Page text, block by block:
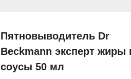
Пятновыводитель Dr
Beckmann эксперт жиры
соусы 50 мл